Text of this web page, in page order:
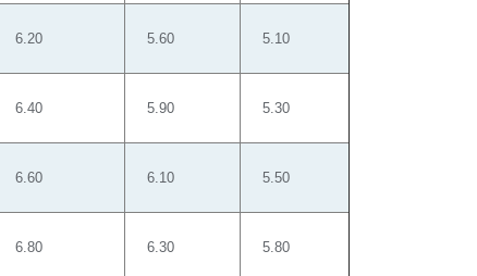
6.20 5.60 5.10
6.40 5.90 5.30
6.60 6.10 5.50
6.80 6.30 5.80